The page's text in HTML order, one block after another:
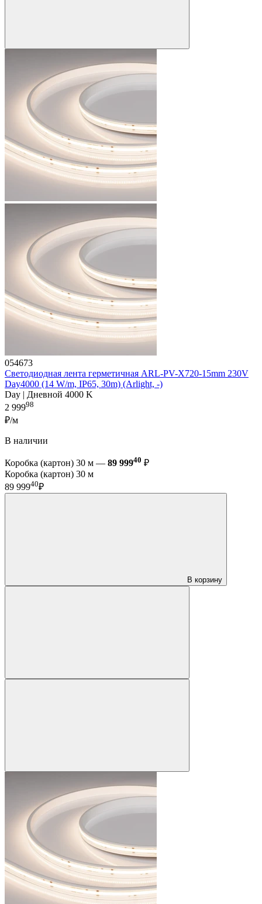
054673
Светодиодная лента герметичная ARL-PV-X720-15mm 230V
Day4000 (14 W/m, IP65, 30m) (Arlight, -)
Day | Дневной 4000 K
2 99998
₽/м
В наличии
Коробка (картон) 30 м — 89 99940 ₽
Коробка (картон) 30 м
89 99940₽
В корзину